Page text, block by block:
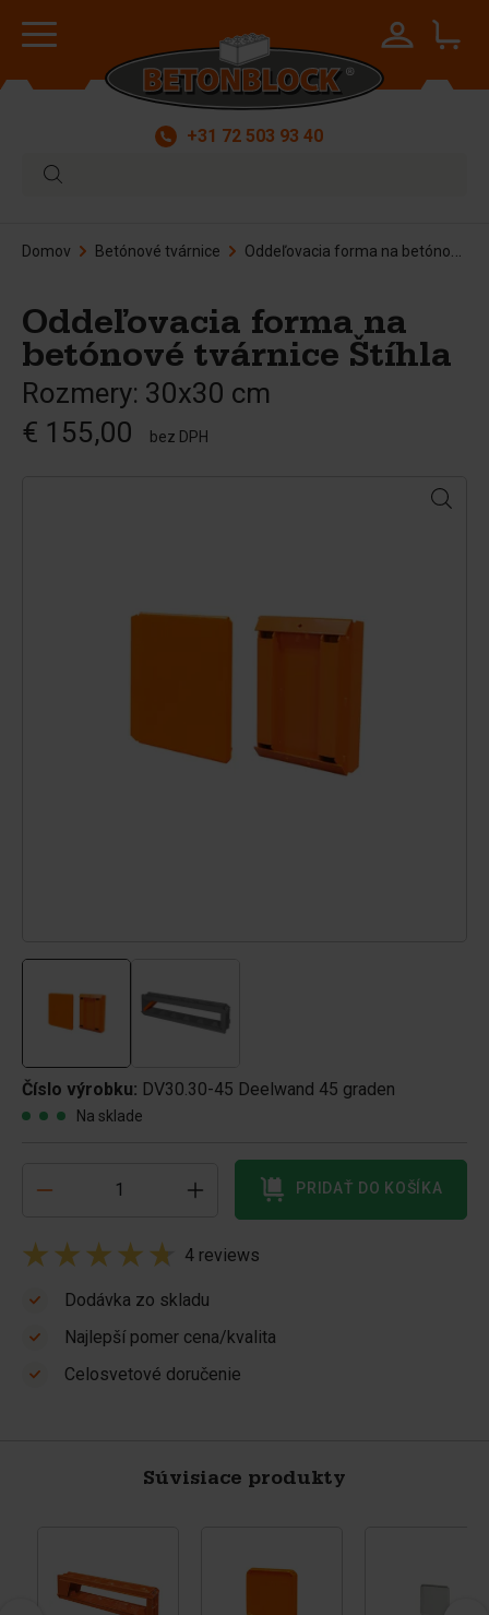
+31 72 503 93 40
Domov Betónové tvárnice Oddeľovacia forma na betónové tvárnice Štíhla
Oddeľovacia forma na
betónové tvárnice Štíhla
Rozmery: 30x30 cm
€ 155,00
bez DPH
Číslo výrobku: DV30.30-45 Deelwand 45 graden
Na sklade
PRIDAŤ DO KOŠÍKA
4 reviews
Dodávka zo skladu
Najlepší pomer cena/kvalita
Celosvetové doručenie
Súvisiace produkty